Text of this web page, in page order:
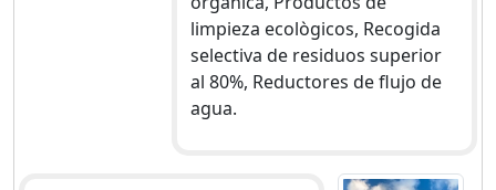
limpieza ecològicos, Recogida
selectiva de residuos superior
al 80%, Reductores de flujo de
agua.